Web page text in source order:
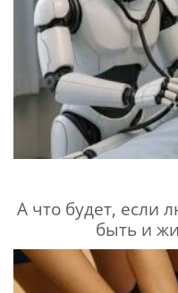
А что будет, если
быть и